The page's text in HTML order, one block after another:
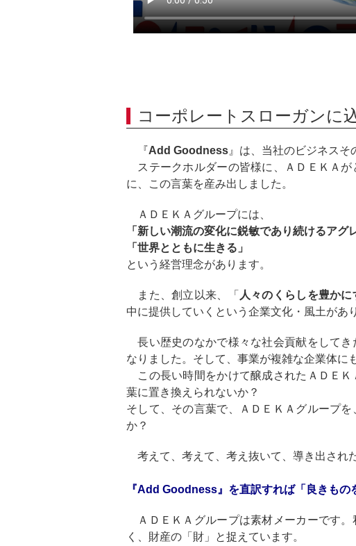
コーポレートスローガンに
『Add Goodness 』は、当社のビジネスそ
ステークホルダーの皆様に、ＡＤＥＫＡ
に、この言葉を産み出しました。
ＡＤＥＫＡグループには、
「新しい潮流の変化に鋭敏であり続けるアグ
「世界とともに生きる」
という経営理念があります。
また、創立以来、「 人々のくらしを豊かに
中に提供していくという企業文化・風土があ
長い歴史のなかで様々な社会貢献をしてき
なりました。そして、事業が複雑な企業体に
この長い時間をかけて醸成されたＡＤＥ
葉に置き換えられないか？
そして、その言葉で、ＡＤＥＫＡグループ
か？
考えて、考えて、考え抜いて、導き出され
『Add Goodness』を直訳すれば「良きもの
ＡＤＥＫＡグループは素材メーカーです
く、財産の「財」と捉えています。